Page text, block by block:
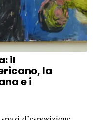
il
la
e i